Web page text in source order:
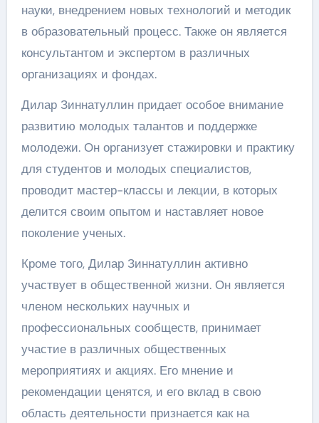
науки, внедрением новых технологий и методик
в образовательный процесс. Также он является
консультантом и экспертом в различных
организациях и фондах.
Дилар Зиннатуллин придает особое внимание
развитию молодых талантов и поддержке
молодежи. Он организует стажировки и практику
для студентов и молодых специалистов,
проводит мастер-классы и лекции, в которых
делится своим опытом и наставляет новое
поколение ученых.
Кроме того, Дилар Зиннатуллин активно
участвует в общественной жизни. Он является
членом нескольких научных и
профессиональных сообществ, принимает
участие в различных общественных
мероприятиях и акциях. Его мнение и
рекомендации ценятся, и его вклад в свою
область деятельности признается как на